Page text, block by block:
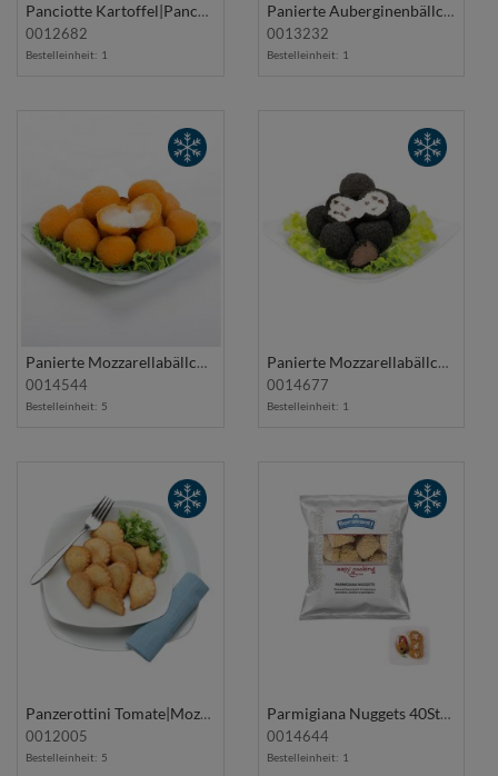
Panciotte Kartoffel|Pancetta|Rosmarin 1Kg SPIRITO CONTADINO
0012682
Bestelleinheit: 1
Panierte Auberginenbällchen 40Stk 1Kg FIORAVANTI
0013232
Bestelleinheit: 1
Panierte Mozzarellabällchen 55/60Stk 1Kg L'ASCOLANA
0014544
Bestelleinheit: 5
Panierte Mozzarellabällchen m/Trüffel 55/60Stk 1Kg L'ASCOLANA
0014677
Bestelleinheit: 1
Panzerottini Tomate|Mozzarella 36Stk 1Kg CGM
0012005
Bestelleinheit: 5
Parmigiana Nuggets 40Stk 1Kg FIORAVANTI
0014644
Bestelleinheit: 1